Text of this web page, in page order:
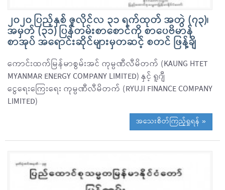
၂၀၂၀ ပြည့်နှစ် ဇူလိုင်လ ၃၁ ရက်ထုတ် အတွဲ (၇၃)၊
အမှတ် (၃၁) ပြန်တမ်းစာစောင်ကို စာပေဗိမာန်
စာအုပ် အရောင်းဆိုင်များမှတဆင့် စတင် ဖြန့်ချိ
ကောင်းထက်မြန်မာစွမ်းအင် ကုမ္ပဏီလီမိတက် (KAUNG HTET
MYANMAR ENERGY COMPANY LIMITED) နှင့် ရူဂျီ
ငွေရေးကြေးရေး ကုမ္ပဏီလီမိတက် (RYUJI FINANCE COMPANY
LIMITED)
အသေးစိတ်ကြည့်ရှုရန် »